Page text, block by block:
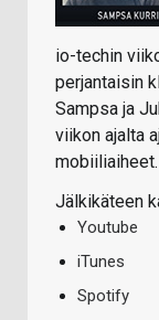
io-techin
perjantaisin
Sampsa ja
viikon ajalta
mobiiliaiheet.
Jälkikäteen
Youtube
iTunes
Spotify